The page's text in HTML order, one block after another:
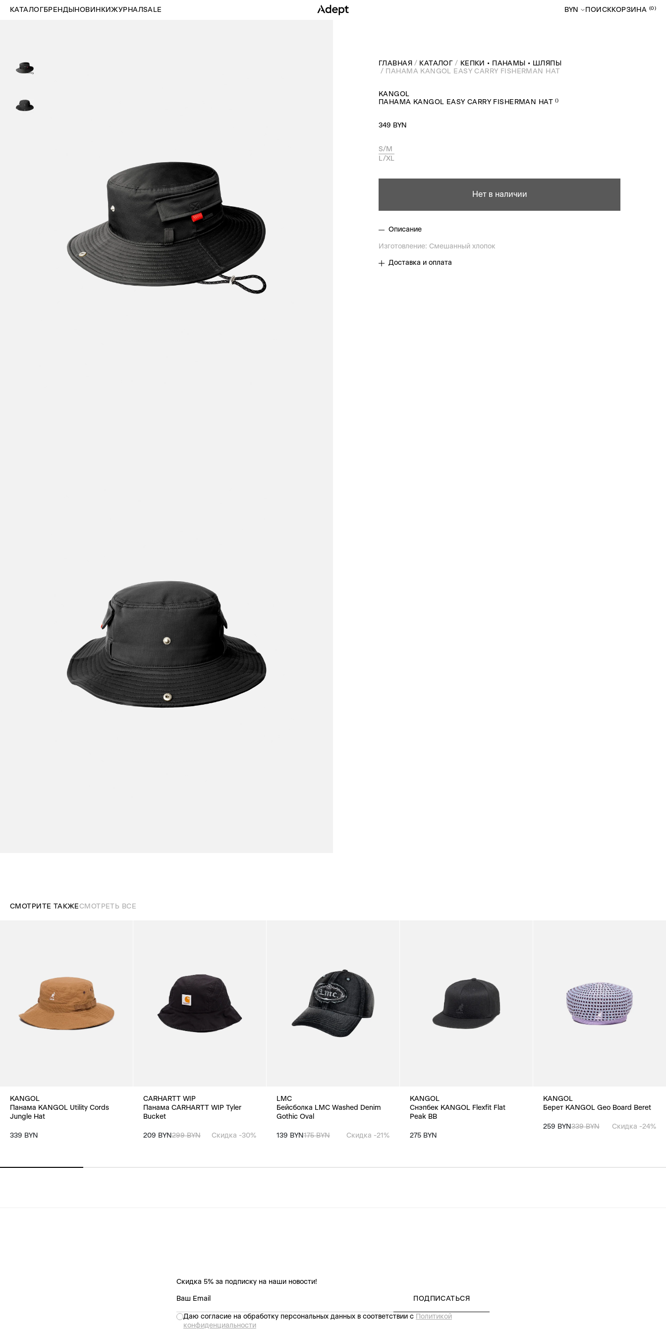
КАТАЛОГ БРЕНДЫ НОВИНКИЖУРНАЛSALE BYN ПОИСККОРЗИНА (0)
ГЛАВНАЯ КАТАЛОГ
КЕПКИ • ПАНАМЫ • ШЛЯПЫ
ПАНАМА KANGOL EASY CARRY FISHERMAN HAT
KANGOL
ПАНАМА KANGOL EASY CARRY FISHERMAN HAT()
349 BYN
S/M
L/XL
Нет в наличии
Описание
Изготовление: Смешанный хлопок
Доставка и оплата
СМОТРИТЕ ТАКЖЕСМОТРЕТЬ ВСЕ
KANGOL
Панама KANGOL Utility Cords
Jungle Hat
339 BYN
CARHARTT WIP
Панама CARHARTT WIP Tyler
Bucket
209 BYN 299 BYN Скидка -30%
LMC
Бейсболка LMC Washed Denim
Gothic Oval
139 BYN 175 BYN Скидка -21%
KANGOL
Снэпбек KANGOL Flexfit Flat
Peak BB
275 BYN
KANGOL
Берет KANGOL Geo Board Beret
259 BYN 339 BYN Скидка -24%
Скидка 5% за подписку на наши новости!
ПОДПИСАТЬСЯ
Даю согласие на обработку персональных данных в соответствии с Политикой
конфиденциальности